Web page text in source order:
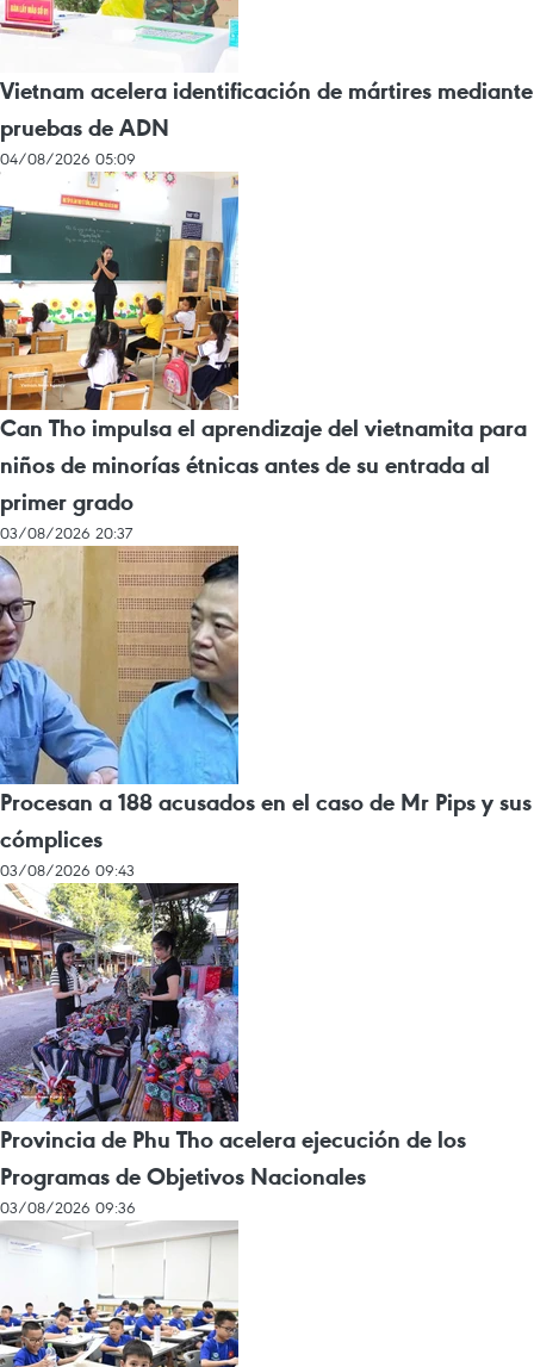
Vietnam acelera identificación de mártires mediante
pruebas de ADN
04/08/2026 05:09
Can Tho impulsa el aprendizaje del vietnamita para
niños de minorías étnicas antes de su entrada al
primer grado
03/08/2026 20:37
Procesan a 188 acusados en el caso de Mr Pips y sus
cómplices
03/08/2026 09:43
Provincia de Phu Tho acelera ejecución de los
Programas de Objetivos Nacionales
03/08/2026 09:36